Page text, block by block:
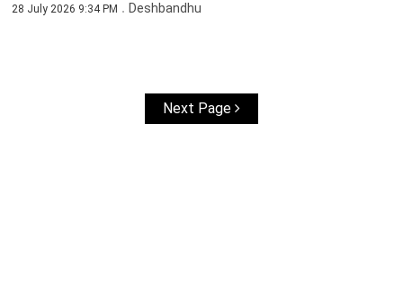
28 July 2026 9:34 PM Deshbandhu
Next Page